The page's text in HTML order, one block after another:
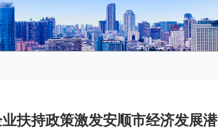
扶持政策激发安顺市经济发展